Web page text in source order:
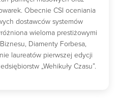
Obecnie CSI oceniania
dostawców systemów
wieloma prestiżowymi
Diamenty Forbesa,
laureatów pierwszej edycji
„Wehikuły Czasu”.